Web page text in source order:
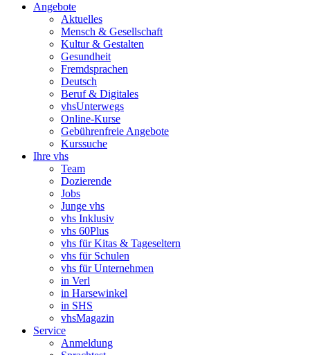
Angebote
Aktuelles
Mensch & Gesellschaft
Kultur & Gestalten
Gesundheit
Fremdsprachen
Deutsch
Beruf & Digitales
vhsUnterwegs
Online-Kurse
Gebührenfreie Angebote
Kurssuche
Ihre vhs
Team
Dozierende
Jobs
Junge vhs
vhs Inklusiv
vhs 60Plus
vhs für Kitas & Tageseltern
vhs für Schulen
vhs für Unternehmen
in Verl
in Harsewinkel
in SHS
vhsMagazin
Service
Anmeldung